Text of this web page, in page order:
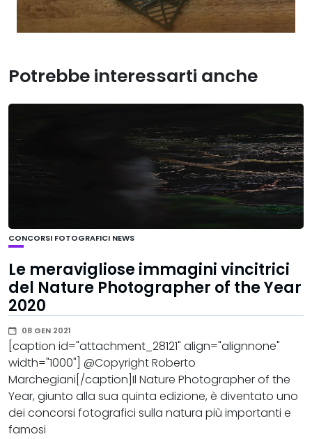
Potrebbe interessarti anche
CONCORSI FOTOGRAFICI NEWS
Le meravigliose immagini vincitrici
del Nature Photographer of the Year
2020
08 GEN 2021
[caption id="attachment_28121" align="alignnone"
width="1000"] @Copyright Roberto
Marchegiani[/caption]Il Nature Photographer of the
Year, giunto alla sua quinta edizione, è diventato uno
dei concorsi fotografici sulla natura più importanti e
famosi